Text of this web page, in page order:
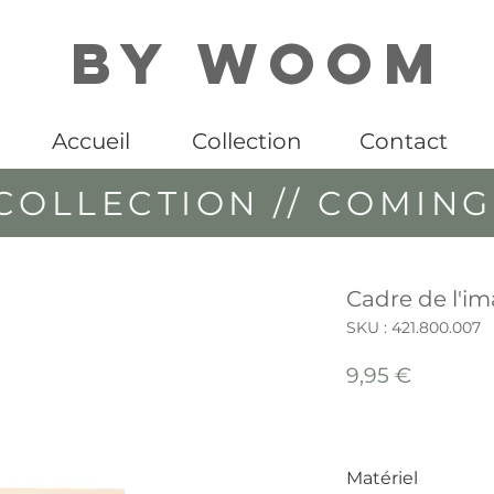
By WOOM
Accueil Collection Contact
Cadre de
SKU : 421.800.007
9,95 €
Matériel
// COMING